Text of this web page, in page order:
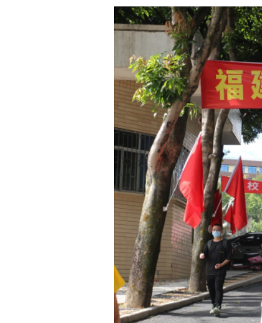
教师、学生和党员
者，加入到迎新工作
展迎新工作，他们驻
帮助新生搬运行李、
生和家长答疑解惑